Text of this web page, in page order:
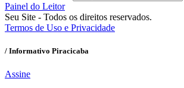
Painel do Leitor
Seu Site - Todos os direitos reservados.
Termos de Uso e Privacidade
/ Informativo Piracicaba
Assine